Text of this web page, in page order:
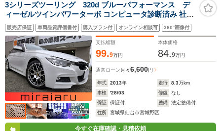
3シリーズツーリング 320d ブルーパフォーマンス デ
ィーゼルツインパワーターボ コンピュータ診断済み 社外
18インチアルミ HDDナビ DVD Bluetoothオーディオ パ
ワーバックドア トラクションコントロール ブラックキド
ニーグリル パワーシート デュアルエアコン
販売店保証 車両品質評価書付 購入プラン付 オンライン相談可 360°画像付
支払総額
99.9万円
本体価格
84.9万円
通常ローン 月々6,600円
年式 2013年 走行 8.3万km
車検
'28/03 修復
なし
保証
保証付 整備
法定整備付
住所
宮城県仙台市宮城野区
今すぐ在庫確認・見積依頼